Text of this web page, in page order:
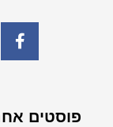
פוסטים